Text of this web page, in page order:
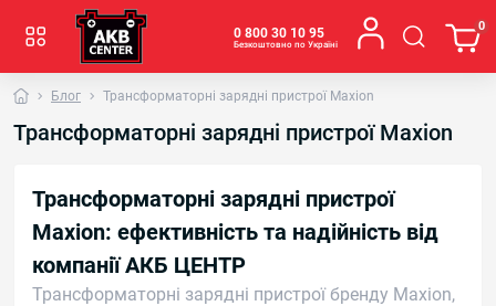
0 800 30 10 95
Безкоштовно по Україні
0
Блог Трансформаторні зарядні пристрої Maxion
Трансформаторні зарядні пристрої Maxion
Трансформаторні зарядні пристрої
Maxion: ефективність та надійність від
компанії АКБ ЦЕНТР
Трансформаторні зарядні пристрої бренду Maxion,